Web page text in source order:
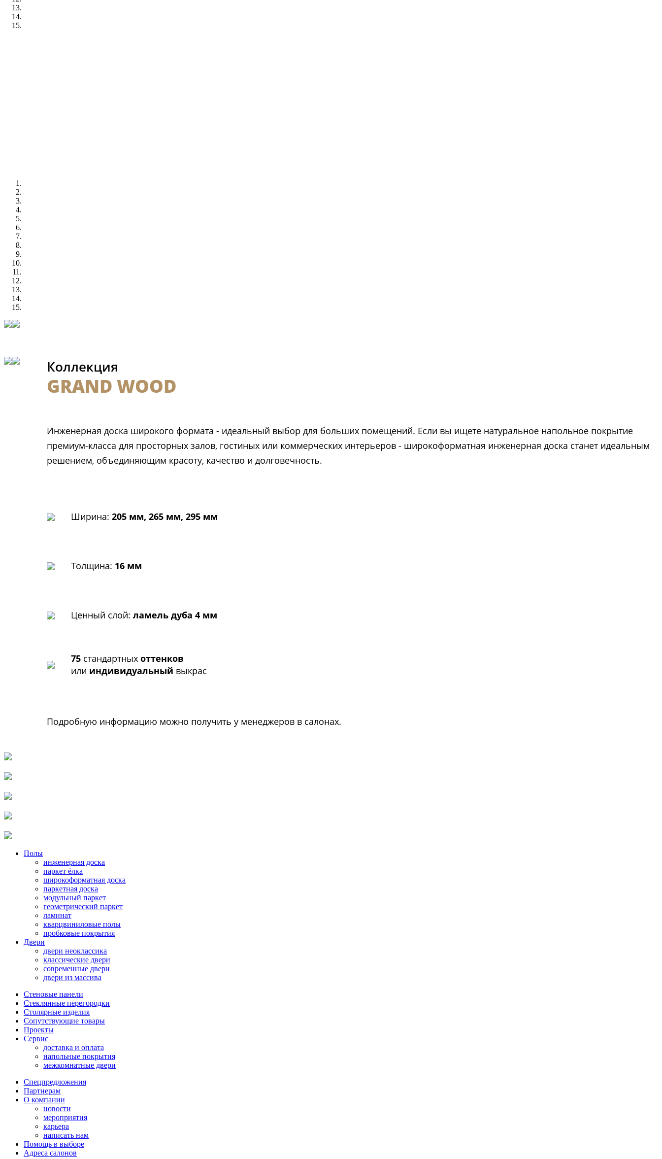
Коллекция
GRAND WOOD
Инженерная доска широкого формата - идеальный выбор для больших помещений. Если вы ищете натуральное напольное покрытие
премиум-класса для просторных залов, гостиных или коммерческих интерьеров - широкоформатная инженерная доска станет идеальным
решением, объединяющим красоту, качество и долговечность.
Ширина: 205 мм, 265 мм, 295 мм
Толщина: 16 мм
Ценный слой: ламель дуба 4 мм
75 стандартных оттенков
или индивидуальный выкрас
Подробную информацию можно получить у менеджеров в салонах.
Полы
инженерная доска
паркет ёлка
широкоформатная доска
паркетная доска
модульный паркет
геометрический паркет
ламинат
кварцвиниловые полы
пробковые покрытия
Двери
двери неоклассика
классические двери
современные двери
двери из массива
Стеновые панели
Стеклянные перегородки
Столярные изделия
Сопутствующие товары
Проекты
Сервис
доставка и оплата
напольные покрытия
межкомнатные двери
Спецпредложения
Партнерам
О компании
новости
мероприятия
карьера
написать нам
Помощь в выборе
Адреса салонов